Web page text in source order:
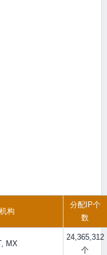
构
分配IP个
数
MX
24,365,312
个